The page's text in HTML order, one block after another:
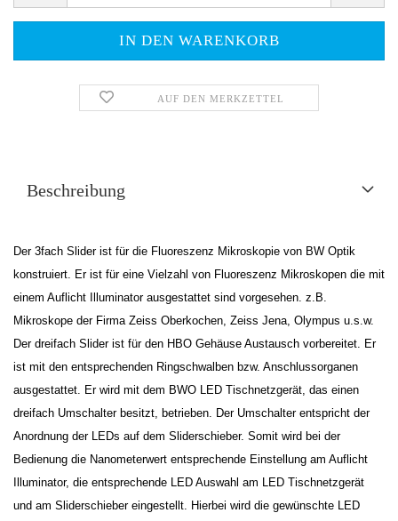
AUF DEN MERKZETTEL
Beschreibung
Der 3fach Slider ist für die Fluoreszenz Mikroskopie von BW Optik
konstruiert. Er ist für eine Vielzahl von Fluoreszenz Mikroskopen die mit
einem Auflicht Illuminator ausgestattet sind vorgesehen. z.B.
Mikroskope der Firma Zeiss Oberkochen, Zeiss Jena, Olympus u.s.w.
Der dreifach Slider ist für den HBO Gehäuse Austausch vorbereitet. Er
ist mit den entsprechenden Ringschwalben bzw. Anschlussorganen
ausgestattet. Er wird mit dem BWO LED Tischnetzgerät, das einen
dreifach Umschalter besitzt, betrieben. Der Umschalter entspricht der
Anordnung der LEDs auf dem Sliderschieber. Somit wird bei der
Bedienung die Nanometerwert entsprechende Einstellung am Auflicht
Illuminator, die entsprechende LED Auswahl am LED Tischnetzgerät
und am Sliderschieber eingestellt. Hierbei wird die gewünschte LED